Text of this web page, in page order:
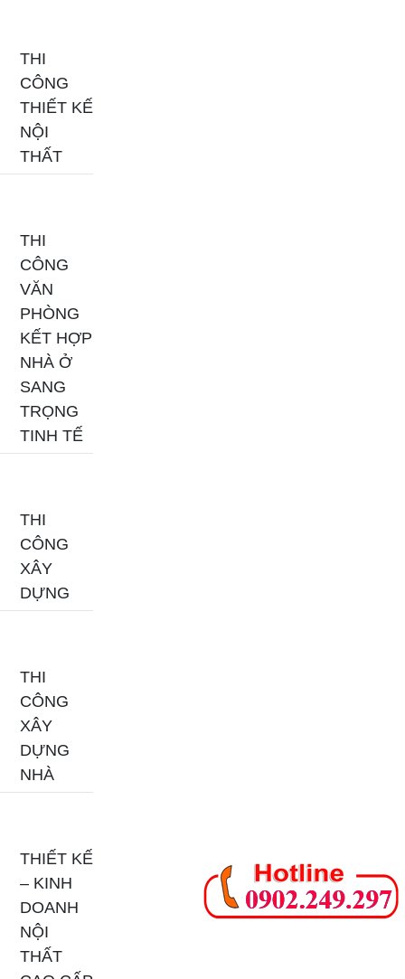
THI
CÔNG
THIẾT KẾ
NỘI
THẤT
THI
CÔNG
VĂN
PHÒNG
KẾT HỢP
NHÀ Ở
SANG
TRỌNG
TINH TẾ
THI
CÔNG
XÂY
DỰNG
THI
CÔNG
XÂY
DỰNG
NHÀ
THIẾT KẾ
– KINH
DOANH
NỘI
THẤT